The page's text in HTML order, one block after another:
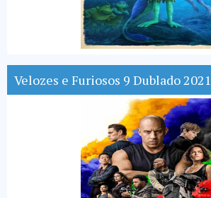
Velozes e Furiosos 9 Dublado 2021